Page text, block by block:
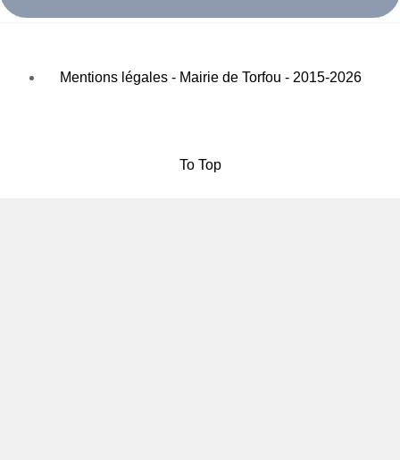
Mentions légales - Mairie de Torfou - 2015-2026
To Top